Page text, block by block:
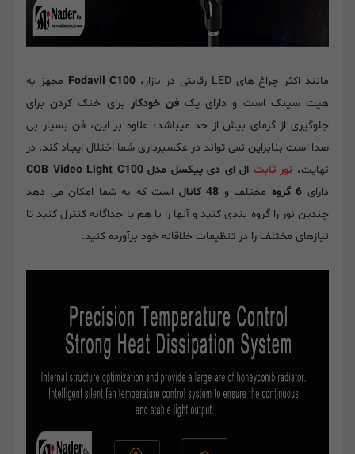
مانند اکثر چراغ های LED رقابتی در بازار، Fodavil C100 مجهز به
هیت سینک است و دارای یکفن خودکار برای خنک کردن برای
جلوگیری از گرمای بیش از حد میباشد؛ علاوه بر این، فن بسیار بی
صدا است بنابراین نمی تواند در عکسبرداری شما اختلال ایجاد کند. در
نهایت، نور ثابت ال ای دی پیکسل مدل COB Video Light C100
دارای 6 گروه مختلف و 48 کانال
است که به شما امکان می دهد
چندین نور را گروه بندی کنید و آنها را با هم یا جداگانه کنترل کنید تا
نیازهای مختلف را در تنظیمات خلاقانه خود برآورده کنید.